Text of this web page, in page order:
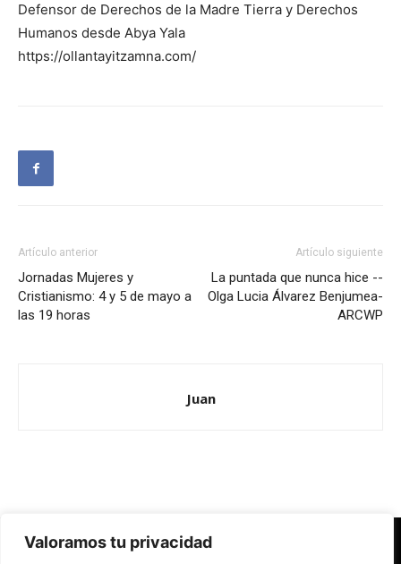
Valoramos tu privacidad
Defensor de Derechos de la Madre Tierra y Derechos
Humanos desde Abya Yala
https://ollantayitzamna.com/
Artículo anterior
Jornadas Mujeres y
Cristianismo: 4 y 5 de mayo a
las 19 horas
Artículo siguiente
La puntada que nunca hice --
Olga Lucia Álvarez Benjumea-
ARCWP
Juan
Redes Cristianas